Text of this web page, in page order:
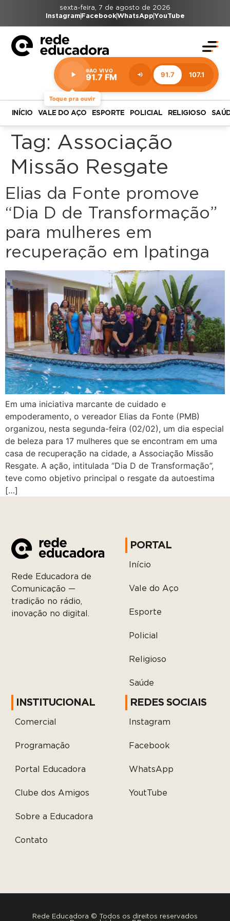
sexta-feira, 7 de agosto de 2026
Instagram FacebookWhatsAppYouTube
Toque pra ouvir
AO VIVO
91.7 FM 91.7 107.1
Estação:
91.7
FM
INÍCIO VALE DO AÇO ESPORTE POLICIAL RELIGIOSO
Tag: Associação
Missão Resgate
Elias da Fonte promove
“Dia D de Transformação”
para mulheres em
recuperação em Ipatinga
Em uma iniciativa marcante de cuidado e
empoderamento, o vereador Elias da Fonte (PMB)
organizou, nesta segunda-feira (02/02), um dia especial
de beleza para 17 mulheres que se encontram em uma
casa de recuperação na cidade, a Associação Missão
Resgate. A ação, intitulada “Dia D de Transformação”,
teve como objetivo principal o resgate da autoestima
[…]
Rede Educadora de
Comunicação —
tradição no rádio,
inovação no digital.
PORTAL
Início
Vale do Aço
Esporte
Policial
Religioso
Saúde
INSTITUCIONAL
Comercial
Programação
Portal Educadora
Clube dos Amigos
Sobre a Educadora
Contato
REDES SOCIAIS
Instagram
Facebook
WhatsApp
YoutTube
Rede Educadora © Todos os direitos reservados